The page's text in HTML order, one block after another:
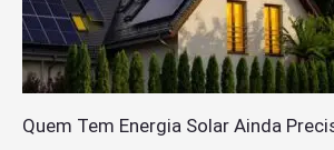
Quem Tem Energia Solar Ainda